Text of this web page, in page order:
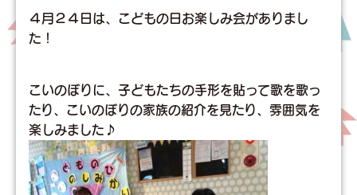
４月２４日は、こどもの日お楽しみ会がありまし
た！
こいのぼりに、子どもたちの手形を貼って歌を歌っ
たり、こいのぼりの家族の紹介を見たり、雰囲気を
楽しみました♪